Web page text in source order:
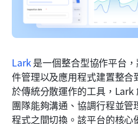
Lark 是一個整合型協作平台
件管理以及應用程式建置整
於傳統分散運作的工具，
團隊能夠溝通、協調行程並
程式之間切換。該平台的核